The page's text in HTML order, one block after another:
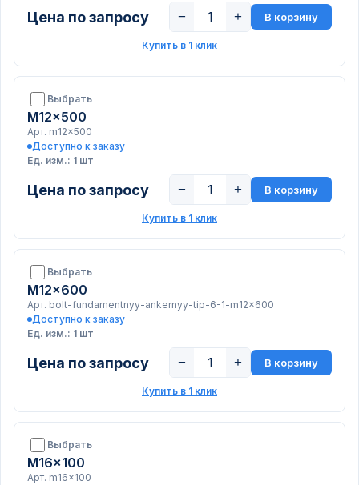
Цена по запросу − + В корзину
Купить в 1 клик
Выбрать
M12x500
Арт. m12x500
Доступно к заказу
Ед. изм.: 1 шт
Цена по запросу − + В корзину
Купить в 1 клик
Выбрать
M12x600
Арт. bolt-fundamentnyy-ankernyy-tip-6-1-m12x600
Доступно к заказу
Ед. изм.: 1 шт
Цена по запросу − + В корзину
Купить в 1 клик
Выбрать
M16x100
Арт. m16x100